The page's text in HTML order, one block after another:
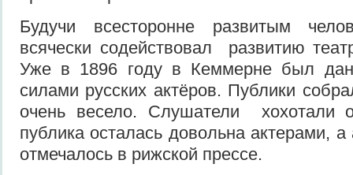
Будучи всесторонне развитым
всячески содействовал развитию
Уже в 1896 году в Кеммерне был дан
силами русских актёров. Публики
очень весело. Слушатели хохотали
публика осталась довольна актерами,
отмечалось в рижской прессе.